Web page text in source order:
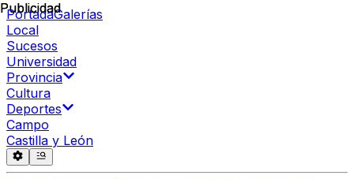
PortadaGalerías
Local
Sucesos
Universidad
Provincia
Cultura
Deportes
Campo
Castilla y León
Publicidad
Publicidad